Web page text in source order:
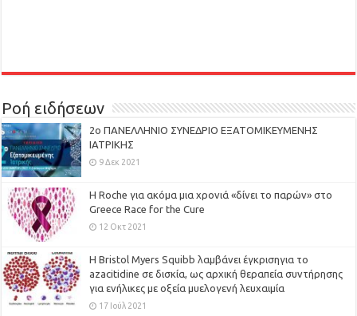
Ροή ειδήσεων
2ο ΠΑΝΕΛΛΗΝΙΟ ΣΥΝΕΔΡΙΟ ΕΞΑΤΟΜΙΚΕΥΜΕΝΗΣ
ΙΑΤΡΙΚΗΣ
9 Δεκ 2021
H Roche για ακόμα μια χρονιά «δίνει το παρών» στο
Greece Race for the Cure
12 Οκτ 2021
Η Bristol Myers Squibb λαμβάνει έγκρισηγια το
azacitidine σε δισκία, ως αρχική θεραπεία συντήρησης
για ενήλικες με οξεία μυελογενή λευχαιμία
17 Ιούλ 2021